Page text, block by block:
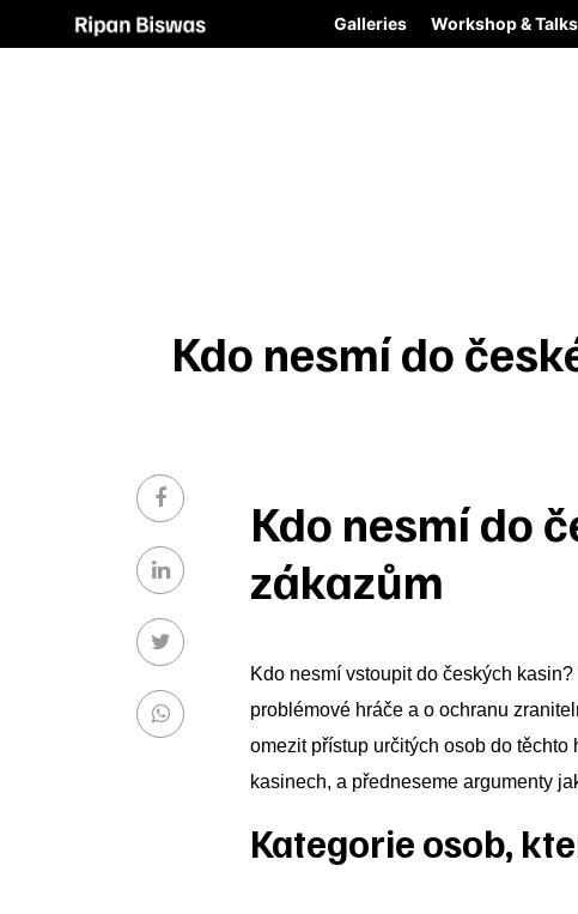
Galleries Workshop & Talks
Kdo nesmí do
Kdo nesmí do
zákazům
Kdo nesmí vstoupit do českých
problémové hráče a o ochranu
omezit přístup určitých osob do
kasinech, a předneseme argumenty
Kategorie osob,